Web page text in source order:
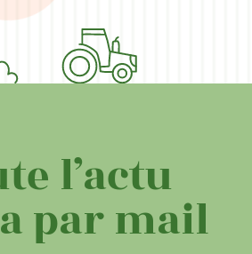
l’actu
par mail